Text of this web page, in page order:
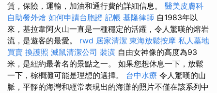
賃，保險，運輸，加油和通行費的詳細信息。 醫美皮膚科
自助餐外燴 如何申請台胞證 記帳 基隆律師 自1983年以
來，基拉韋阿火山一直是一種穩定的活躍，令人驚嘆的熔岩
流，是遊客的最愛。 rwd 居家清潔 東海放鬆按摩 私人墓地
買賣 換護照 滅鼠清潔公司 裝潢 自由女神像的高度為93
米，是紐約最著名的景點之一。 如果您想休息一下，放鬆
一下，棕櫚灘可能是理想的選擇。 台中水療 令人驚嘆的山
脈，平靜的海灣和經常表現出的海灘的照片不僅在該系列中